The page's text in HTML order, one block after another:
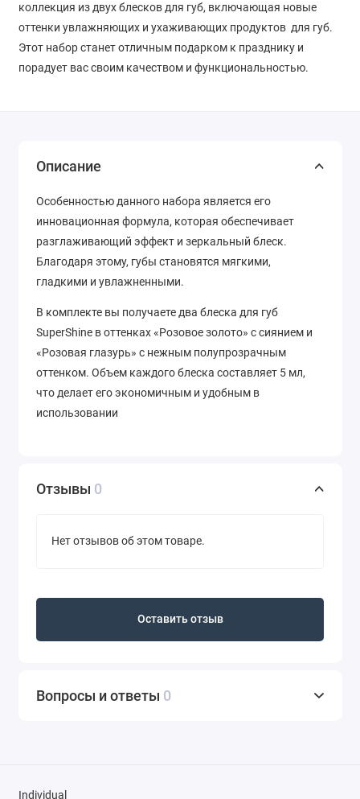
коллекция из двух блесков для губ, включающая новые
оттенки увлажняющих и ухаживающих продуктов для губ.
Этот набор станет отличным подарком к празднику и
порадует вас своим качеством и функциональностью.
Описание
Особенностью данного набора является его
инновационная формула, которая обеспечивает
разглаживающий эффект и зеркальный блеск.
Благодаря этому, губы становятся мягкими,
гладкими и увлажненными.
В комплекте вы получаете два блеска для губ
SuperShine в оттенках «Розовое золото» с сиянием и
«Розовая глазурь» с нежным полупрозрачным
оттенком. Объем каждого блеска составляет 5 мл,
что делает его экономичным и удобным в
использовании
Отзывы 0
Нет отзывов об этом товаре.
Оставить отзыв
Вопросы и ответы 0
Individual